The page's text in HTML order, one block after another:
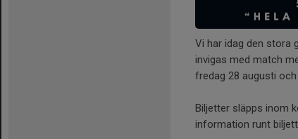
Vi har idag den stora
invigas med match
fredag 28 augusti
Biljetter släpps inom
information runt